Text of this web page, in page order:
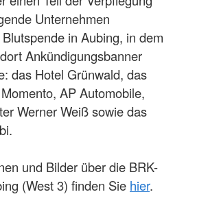
Unternehmen
in Aubing, in dem
Ankündigungsbanner
das Hotel Grünwald, das
AP Automobile,
Werner Weiß sowie das
und Bilder über die BRK-
(West 3) finden Sie hier.